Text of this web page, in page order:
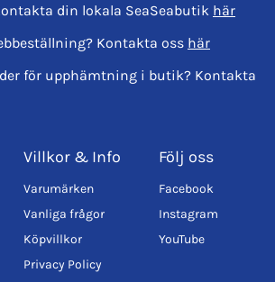
din lokala SeaSeabutik här
Kontakta oss här
för upphämtning i butik? Kontakta
Villkor & Info
Varumärken
Vanliga frågor
Köpvillkor
Privacy Policy
Följ oss
Facebook
Instagram
YouTube